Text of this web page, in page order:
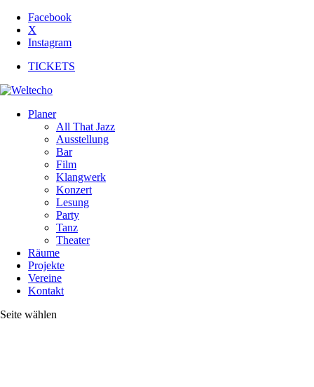
Facebook
X
Instagram
TICKETS
Planer
All That Jazz
Ausstellung
Bar
Film
Klangwerk
Konzert
Lesung
Party
Tanz
Theater
Räume
Projekte
Vereine
Kontakt
Seite wählen